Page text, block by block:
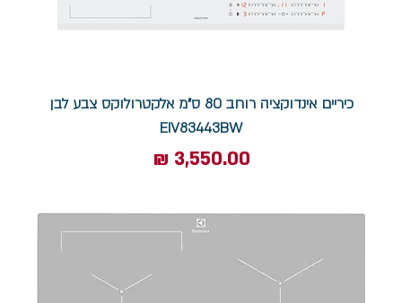
כיריים אינדוקציה רוחב 80 ס"מ אלקטרולוקס צבע לבן
EIV83443BW
מחיר